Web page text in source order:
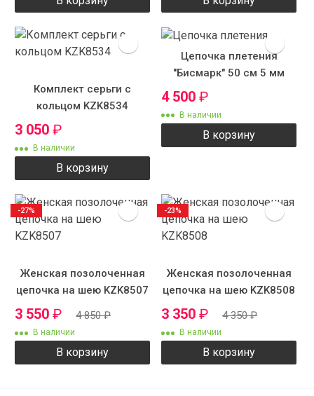
Комплект серьги с
кольцом KZK8534
3 050 ₽
В наличии
В корзину
Цепочка плетения
"Бисмарк" 50 см 5 мм
4 500 ₽
В наличии
В корзину
Женская позолоченная
цепочка на шею KZK8507
3 550 ₽ 4 850₽
В наличии
В корзину
-27%
Женская позолоченная
цепочка на шею KZK8508
3 350 ₽ 4 350₽
В наличии
В корзину
-23%